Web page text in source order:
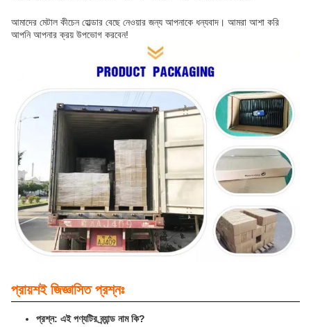
আমাদের মেটাল কীচেন হোল্ডার বেছে নেওয়ার জন্য আপনাকে ধন্যবাদ। আমরা আশা করি
আপনি আপনার ক্রয় উপভোগ করবেন!
প্রায়শই জিজ্ঞাসিত প্রশ্নঃ
প্রশ্ন: এই পণ্যটির ব্র্যান্ড নাম কি?